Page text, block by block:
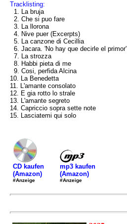
Tracklisting:
1. La bruja
2. Che si puo fare
3. La llorona
4. Nive puer (Excerpts)
5. La canzone di Cecillia
6. Jacara. 'No hay que decirle el primor'
7. La strozza
8. Habbi pieta di me
9. Cosi, perfida Alcina
10. La Benedetta
11. L'amante consolato
12. E gia rotto lo strale
13. L'amante segreto
14. Capriccio sopra sette note
15. Lasciatemi qui solo
CD kaufen
(Amazon)
#Anzeige
mp3 kaufen
(Amazon)
#Anzeige